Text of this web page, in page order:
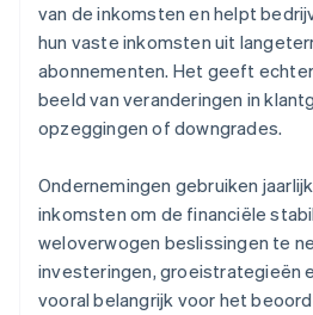
van de inkomsten en helpt
hun vaste inkomsten uit
abonnementen. Het geeft
beeld van veranderingen in
opzeggingen of downgrades.
Ondernemingen gebruiken
inkomsten om de financiële
weloverwogen beslissingen te
investeringen, groeistrategieën
vooral belangrijk voor het